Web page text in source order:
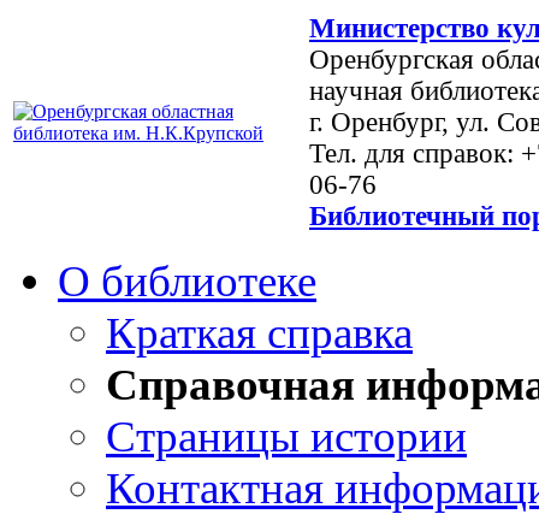
Министерство
Оренбургская
научная
г. Оренбург, ул.
Тел. для справок:
06-76
Библиотечный
О библиотеке
Краткая справка
Справочная
Страницы истории
Контактная